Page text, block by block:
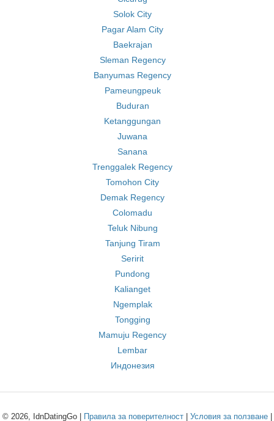
Solok City
Pagar Alam City
Baekrajan
Sleman Regency
Banyumas Regency
Pameungpeuk
Buduran
Ketanggungan
Juwana
Sanana
Trenggalek Regency
Tomohon City
Demak Regency
Colomadu
Teluk Nibung
Tanjung Tiram
Seririt
Pundong
Kalianget
Ngemplak
Tongging
Mamuju Regency
Lembar
Индонезия
© 2026, IdnDatingGo | Правила за поверителност| Условия за ползване|